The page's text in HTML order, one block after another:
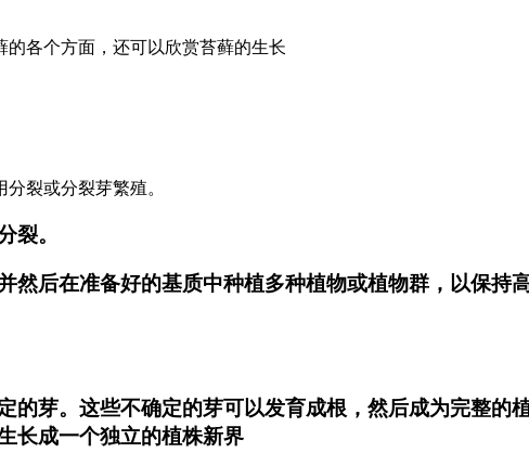
各个方面，还可以欣赏苔藓的生长
裂或分裂芽繁殖。
裂。
后在准备好的基质中种植多种植物或植物群，以保持
的芽。这些不确定的芽可以发育成根，然后成为完整的
长成一个独立的植株新界